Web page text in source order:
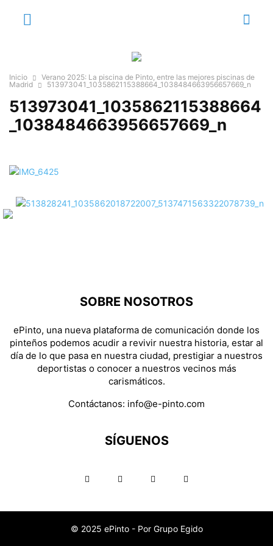
Inicio
Verano 2025: La piscina de Pinto, entre las mejores piscinas de
Madrid
513973041_1035862115388664_1038484663956657669_n
513973041_1035862115388664
_1038484663956657669_n
SOBRE NOSOTROS
ePinto, una nueva plataforma de comunicación donde los
pinteños podemos acudir a revivir nuestra historia, estar al
día de lo que pasa en nuestra ciudad, prestigiar a nuestros
deportistas o conocer a nuestros vecinos más
carismáticos.
Contáctanos: info@e-pinto.com
SÍGUENOS
© 2025 ePinto - Por Grupo Egido